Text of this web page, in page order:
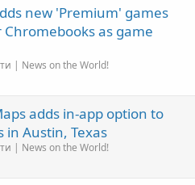
new 'Premium' games
as game
| News on the World!
adds in-app option to
in Austin, Texas
| News on the World!